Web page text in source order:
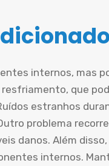
internos, mas
que
estranhos
problema
danos. Além
internos.